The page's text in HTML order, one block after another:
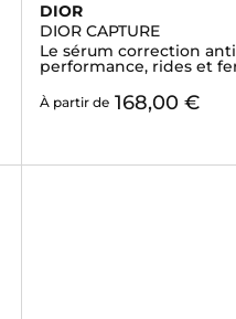
DIOR
DIOR CAPTURE
Le sérum correction
performance, rides et
À partir de 168,00 €